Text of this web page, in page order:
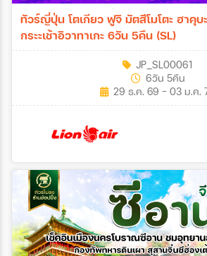
ทัวร์ญี่ปุ่น โตเกียว ฟูจิ มัตสึโมโตะ ฮาคุ
กระะเช้าอิวาทาเกะ 6วัน 5คืน (SL)
JP_SL00061
6วัน 5คืน
29 ธ.ค. 69 - 03 ม.ค.